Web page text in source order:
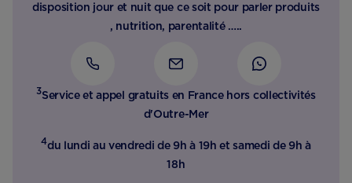
disposition jour et nuit que ce soit pour parler produits
, nutrition, parentalité …..
3Service et appel gratuits en France hors collectivités
d'Outre-Mer​
4du lundi au vendredi de 9h à 19h et samedi de 9h à
18h